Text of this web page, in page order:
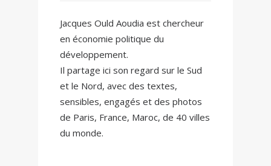
Jacques Ould Aoudia est chercheur
en économie politique du
développement.
Il partage ici son regard sur le Sud
et le Nord, avec des textes,
sensibles, engagés et des photos
de Paris, France, Maroc, de 40 villes
du monde.